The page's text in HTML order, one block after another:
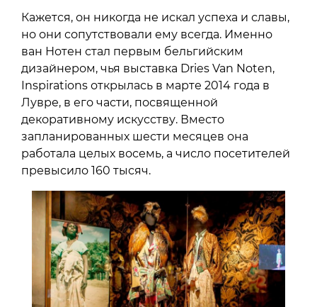
Кажется, он никогда не искал успеха и славы,
но они сопутствовали ему всегда. Именно
ван Нотен стал первым бельгийским
дизайнером, чья выставка Dries Van Noten,
Inspirations открылась в марте 2014 года в
Лувре, в его части, посвященной
декоративному искусству. Вместо
запланированных шести месяцев она
работала целых восемь, а число посетителей
превысило 160 тысяч.